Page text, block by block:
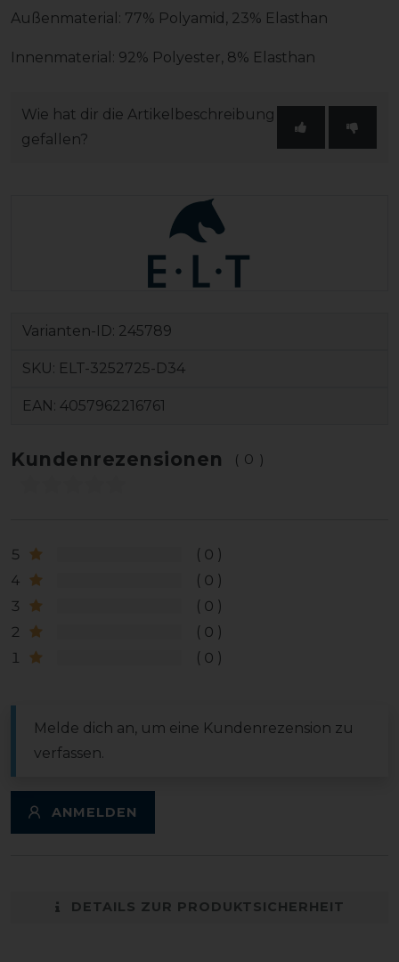
Außenmaterial: 77% Polyamid, 23% Elasthan
Innenmaterial: 92% Polyester, 8% Elasthan
Wie hat dir die Artikelbeschreibung
gefallen?
Varianten-ID: 245789
SKU: ELT-3252725-D34
EAN: 4057962216761
Kundenrezensionen (0)
5
0
4
0
3
0
2
0
1
0
Melde dich an, um eine Kundenrezension zu
verfassen.
ANMELDEN
DETAILS ZUR PRODUKTSICHERHEIT